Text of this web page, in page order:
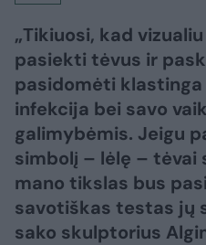
„Tikiuosi, kad
pasiekti tėvus ir
pasidomėti klastinga
infekcija bei savo
galimybėmis. Jeigu
simbolį – lėlę – tėvai
mano tikslas bus
savotiškas testas jų
sako skulptorius